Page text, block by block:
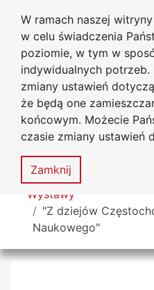
W ramach naszej
w celu świadczenia
poziomie, w tym w
indywidualnych
zmiany ustawień
że będą one
końcowym. Możecie
czasie zmiany ustawień
Zamknij
Przejdź do
Przejdź do treści
Przejdź do
Przejdź do mapy
w
MENU
Tutaj jesteś
Wystawy
"Z dziejów
Naukowego"